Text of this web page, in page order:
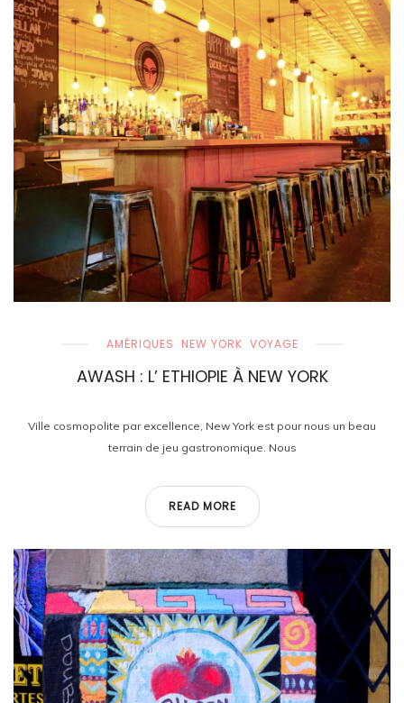
AMÉRIQUES NEW YORK VOYAGE
AWASH : L’ ETHIOPIE À NEW YORK
Ville cosmopolite par excellence, New York est pour nous un beau
terrain de jeu gastronomique. Nous
READ MORE